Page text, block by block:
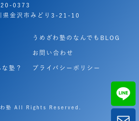
0373
県金沢市みどり3-21-10
塾？
うめざわ塾のなんでもBLOG
お問い合わせ
プライバシーポリシー
わ塾 All Rights Reserved.